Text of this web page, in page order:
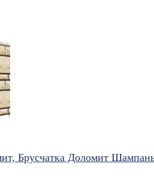
Брусчатка Доломит